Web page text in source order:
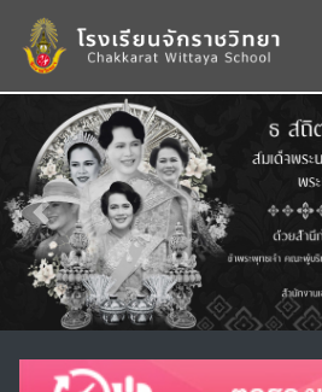
Previous